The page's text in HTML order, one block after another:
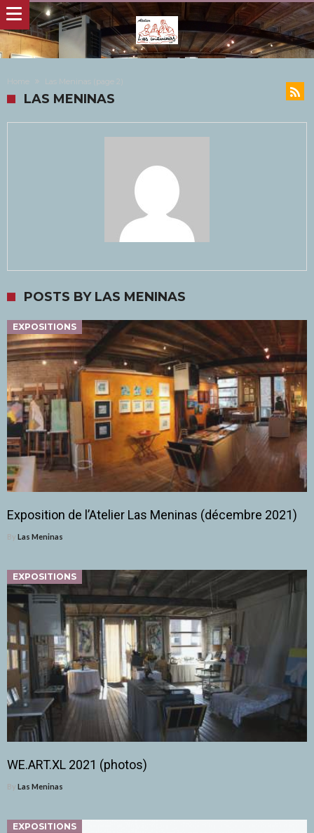
Home Las Meninas (page 2)
LAS MENINAS
POSTS BY LAS MENINAS
EXPOSITIONS
Exposition de l’Atelier Las Meninas (décembre 2021)
By Las Meninas
EXPOSITIONS
WE.ART.XL 2021 (photos)
By Las Meninas
EXPOSITIONS